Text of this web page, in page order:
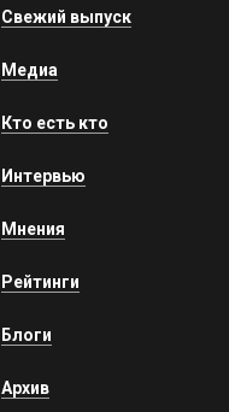
Свежий выпуск
Медиа
Кто есть кто
Интервью
Мнения
Рейтинги
Блоги
Архив